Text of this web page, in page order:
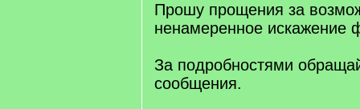
Прошу прощения за
ненамеренное искажение
За подробностями
сообщения.